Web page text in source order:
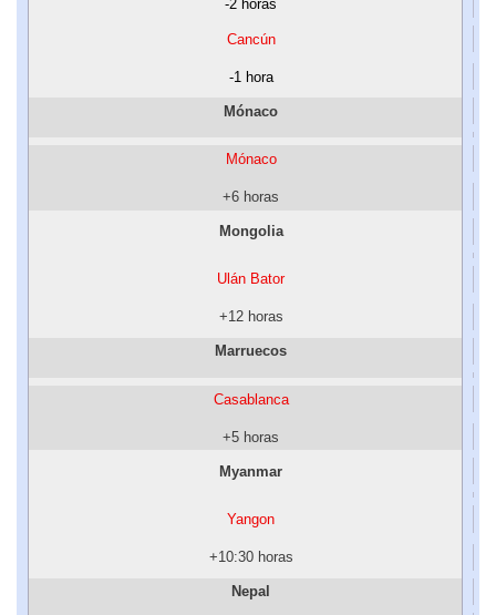
-2 horas
Cancún
-1 hora
Mónaco
Mónaco
+6 horas
Mongolia
Ulán Bator
+12 horas
Marruecos
Casablanca
+5 horas
Myanmar
Yangon
+10:30 horas
Nepal